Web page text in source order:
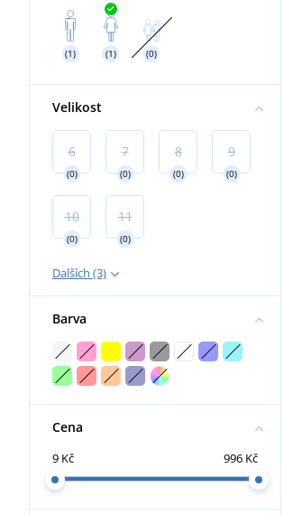
Práce ve výškách
Nákoleníky
(1) (1) (0)
Velikost
6
(0)
7
(0)
8
(0)
9
(0)
10
(0)
11
(0)
Dalších (3)
Barva
Cena
9 Kč 996 Kč